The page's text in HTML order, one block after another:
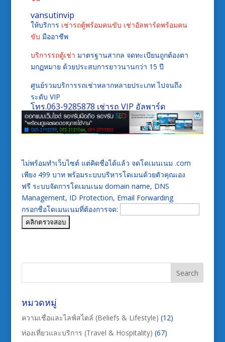
vansutinvip
ให้บริการ เช่ารถตู้พร้อมคนขับ เช่าอัลพาร์ดพร้อมคน
ขับ มืออาชีพ
บริการรถตู้เช่า มาตรฐานสากล จดทะเบียนถูกต้องตา
มกฏหมาย ด้วยประสบการยาวนานกว่า 15 ปี
ศูนย์รวมบริการรถเช่าหลากหลายประเภท ไปจนถึง
ระดับ VIP
โทร.063-9285878 เช่ารถ VIP อัลพาร์ด
ไม่พร้อมทำเว็บไซต์ แต่คิดชื่อได้แล้ว จดโดเมนเนม .com
เพียง 499 บาท พร้อมระบบบริหารโดเมนด้วยตัวคุณเอง
ฟรี ระบบจัดการโดเมนเนม domain name, DNS
Management, ID Protection, Email Forwarding
กรอกชื่อโดเมนเนมที่ต้องการจด:
หมวดหมู่
ความเชื่อและไลฟ์สไตล์ (Beliefs & Lifestyle) (12)
ท่องเที่ยวและบริการ (Travel & Hospitality) (67)